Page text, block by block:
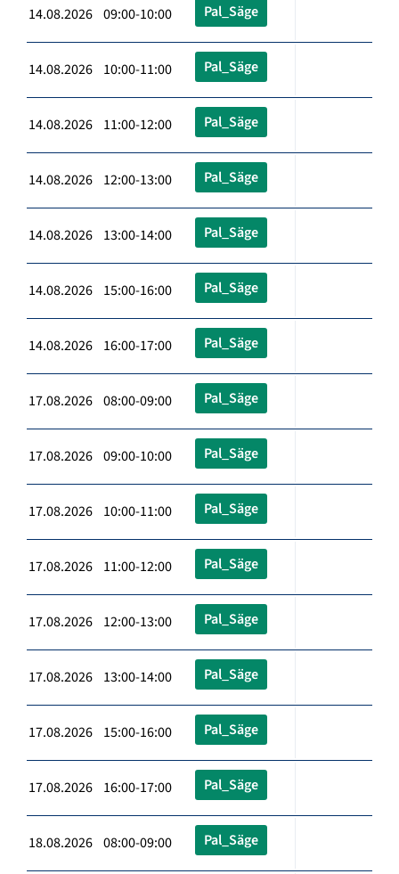
14.08.2026 09:00-10:00 Pal_Säge
14.08.2026 10:00-11:00 Pal_Säge
14.08.2026 11:00-12:00 Pal_Säge
14.08.2026 12:00-13:00 Pal_Säge
14.08.2026 13:00-14:00 Pal_Säge
14.08.2026 15:00-16:00 Pal_Säge
14.08.2026 16:00-17:00 Pal_Säge
17.08.2026 08:00-09:00 Pal_Säge
17.08.2026 09:00-10:00 Pal_Säge
17.08.2026 10:00-11:00 Pal_Säge
17.08.2026 11:00-12:00 Pal_Säge
17.08.2026 12:00-13:00 Pal_Säge
17.08.2026 13:00-14:00 Pal_Säge
17.08.2026 15:00-16:00 Pal_Säge
17.08.2026 16:00-17:00 Pal_Säge
18.08.2026 08:00-09:00 Pal_Säge